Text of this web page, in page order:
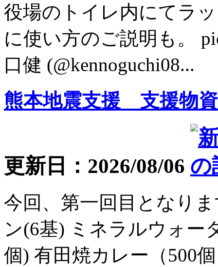
役場のトイレ内にてラ
に使い方のご説明も。
口健 (@kennoguchi08...
熊本地震支援 支援物
更新日：2026/08/06
今回、第一回目となり
ン(6基) ミネラルウォー
個) 有田焼カレー（500